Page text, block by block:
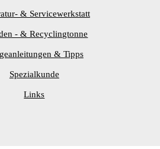
& Servicewerkstatt
- & Recyclingtonne
& Tipps
Spezialkunde
Links